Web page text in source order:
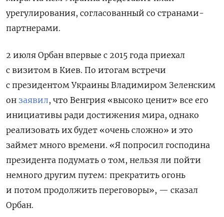
урегулирования, согласованный со странами-
партнерами.
2 июля Орбан впервые с 2015 года приехал
с визитом в Киев. По итогам встречи
с президентом Украины Владимиром Зеленским
он заявил, что Венгрия «высоко ценит» все его
инициативы ради достижения мира, однако
реализовать их будет «очень сложно» и это
займет много времени. «Я попросил господина
президента подумать о том, нельзя ли пойти
немного другим путем: прекратить огонь
и потом продолжить переговоры», — сказал
Орбан.